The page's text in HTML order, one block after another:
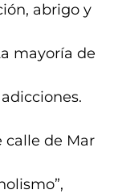
abrigo y
mayoría de
calle de Mar